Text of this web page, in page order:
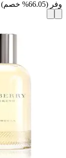
وفر (
66.05
% خصم)